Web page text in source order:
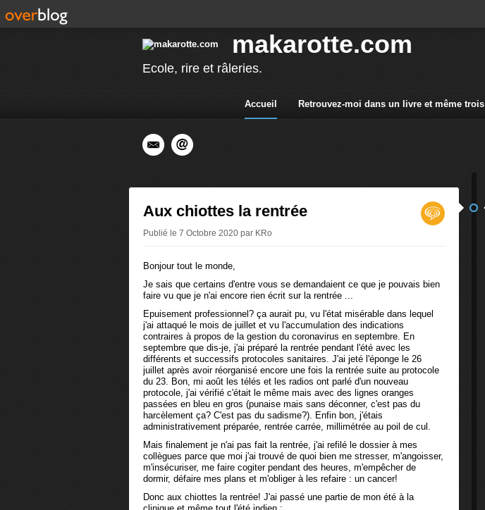
makarotte.com
Ecole, rire et râleries.
Accueil Retrouvez-moi dans un livre et même trois
Aux chiottes la rentrée
Publié le 7 Octobre 2020 par KRo
Bonjour tout le monde,
Je sais que certains d'entre vous se demandaient ce que je pouvais bien
faire vu que je n'ai encore rien écrit sur la rentrée ...
Epuisement professionnel? ça aurait pu, vu l'état misérable dans lequel
j'ai attaqué le mois de juillet et vu l'accumulation des indications
contraires à propos de la gestion du coronavirus en septembre. En
septembre que dis-je, j'ai préparé la rentrée pendant l'été avec les
différents et successifs protocoles sanitaires. J'ai jeté l'éponge le 26
juillet après avoir réorganisé encore une fois la rentrée suite au protocole
du 23. Bon, mi août les télés et les radios ont parlé d'un nouveau
protocole, j'ai vérifié c'était le même mais avec des lignes oranges
passées en bleu en gros (punaise mais sans déconner, c'est pas du
harcèlement ça? C'est pas du sadisme?). Enfin bon, j'étais
administrativement préparée, rentrée carrée, millimétrée au poil de cul.
Mais finalement je n'ai pas fait la rentrée, j'ai refilé le dossier à mes
collègues parce que moi j'ai trouvé de quoi bien me stresser, m'angoisser,
m'insécuriser, me faire cogiter pendant des heures, m'empêcher de
dormir, défaire mes plans et m'obliger à les refaire : un cancer!
Donc aux chiottes la rentrée! J'ai passé une partie de mon été à la